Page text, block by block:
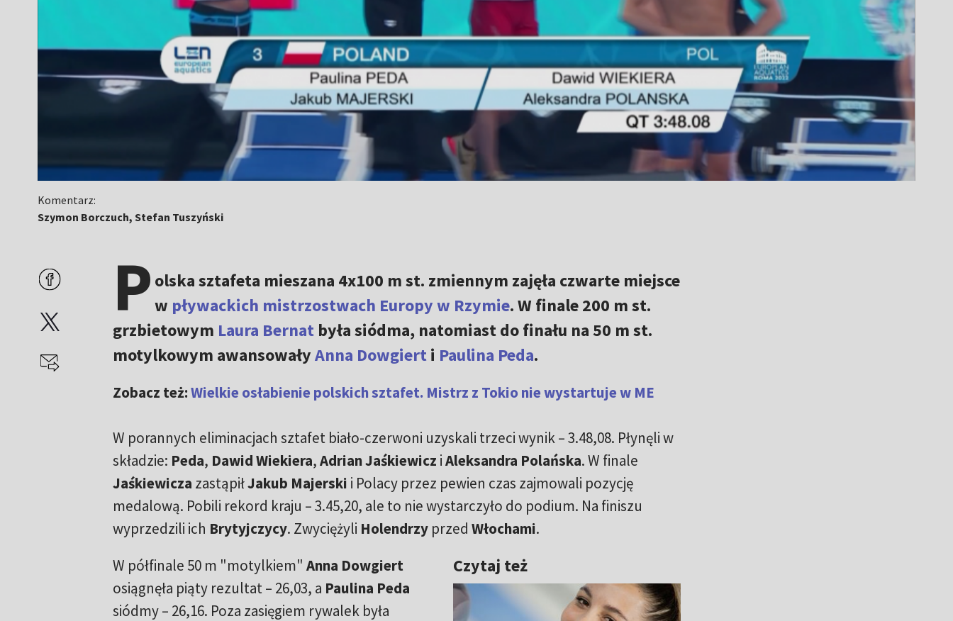
Komentarz:
Szymon Borczuch, Stefan Tuszyński
P olska sztafeta mieszana 4x100 m st. zmiennym zajęła czwarte miejsce
w pływackich mistrzostwach Europy w Rzymie. W finale 200 m st.
grzbietowym Laura Bernatbyła siódma, natomiast do finału na 50 m st.
motylkowym awansowałyAnna Dowgierti Paulina Peda.
Zobacz też:Wielkie osłabienie polskich sztafet. Mistrz z Tokio nie wystartuje w ME
W porannych eliminacjach sztafet biało-czerwoni uzyskali trzeci wynik – 3.48,08. Płynęli w
składzie: Peda, Dawid Wiekiera,Adrian Jaśkiewicz iAleksandra Polańska. W finale
Jaśkiewicza zastąpiłJakub Majerski i Polacy przez pewien czas zajmowali pozycję
medalową. Pobili rekord kraju – 3.45,20, ale to nie wystarczyło do podium. Na finiszu
wyprzedzili ich Brytyjczycy. Zwyciężyli Holendrzyprzed Włochami.
Czytaj też
W półfinale 50 m "motylkiem" Anna Dowgiert
osiągnęła piąty rezultat – 26,03, a Paulina Peda
siódmy – 26,16. Poza zasięgiem rywalek była